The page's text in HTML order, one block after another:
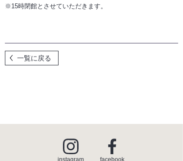
※15時閉館とさせていただきます。
一覧に戻る
instagram facebook